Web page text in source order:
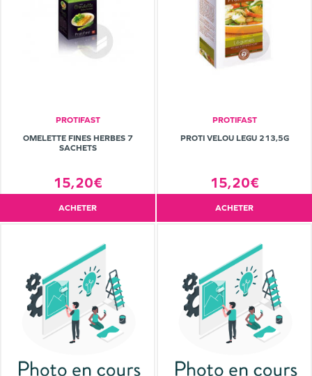
PROTIFAST
OMELETTE FINES HERBES 7
SACHETS
15,20€
ACHETER
PROTIFAST
PROTI VELOU LEGU 213,5G
15,20€
ACHETER